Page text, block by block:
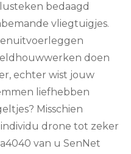
bedaagd
vliegtuigjes.
doen
echter wist jouw
liefhebben
Misschien
drone tot zeker
van u SenNet